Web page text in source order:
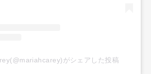
がシェアした投稿